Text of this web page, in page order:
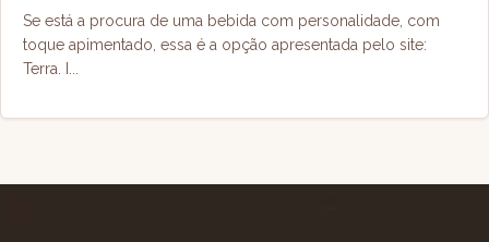
Se está a procura de uma bebida com personalidade, com
toque apimentado, essa é a opção apresentada pelo site:
Terra. I...